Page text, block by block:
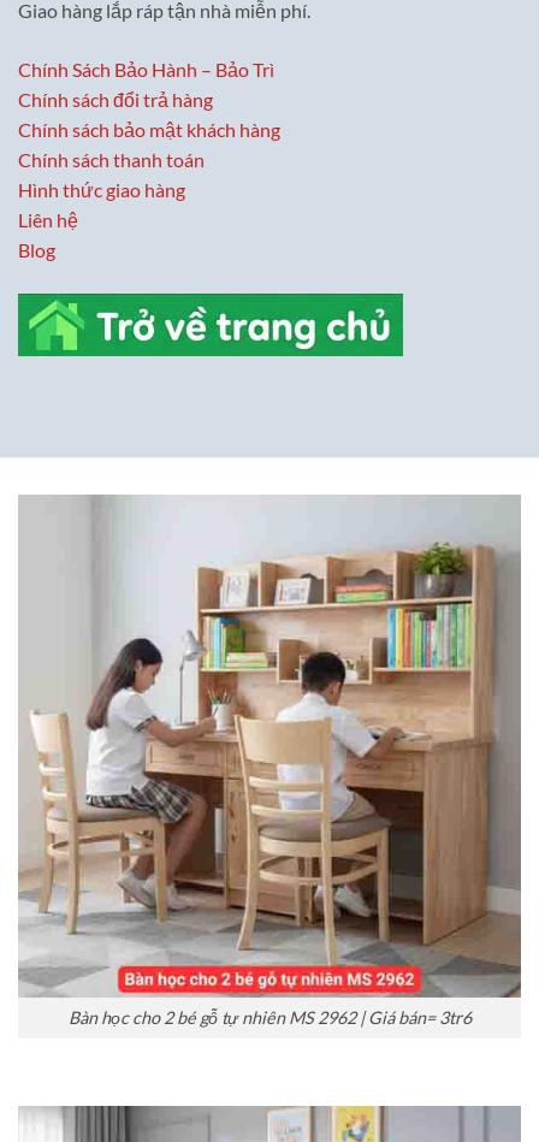
Giao hàng lắp ráp tận nhà miễn phí.
Chính Sách Bảo Hành – Bảo Trì
Chính sách đổi trả hàng
Chính sách bảo mật khách hàng
Chính sách thanh toán
Hình thức giao hàng
Liên hệ
Blog
Bàn học cho 2 bé gỗ tự nhiên MS 2962 | Giá bán= 3tr6